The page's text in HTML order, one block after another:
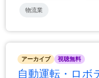
物流業
アーカイブ 視聴無料
自動運転・ロボ